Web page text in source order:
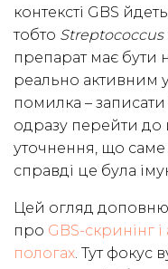
контексті GBS
тобто Streptococcus
препарат має бути
реально активним
помилка – записати
одразу перейти
уточнення, що саме
справді це була
Цей огляд
про GBS-скринінг
пологах. Тут фокус